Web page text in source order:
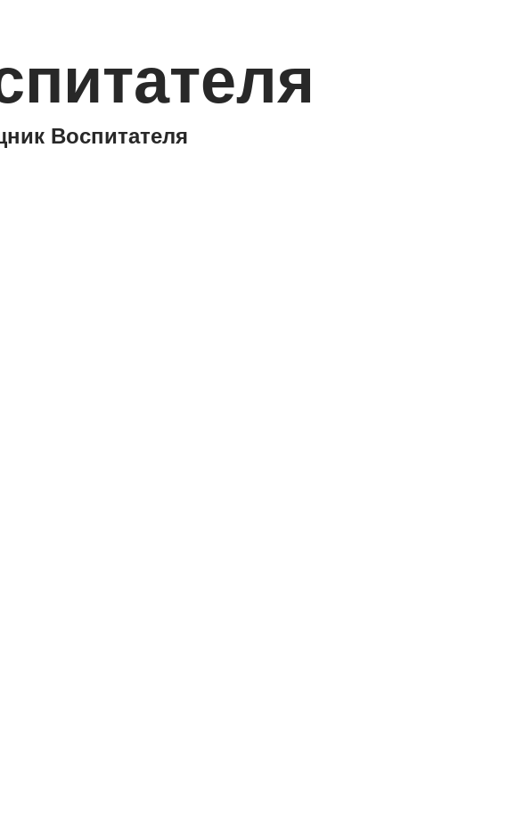
Воспитателя